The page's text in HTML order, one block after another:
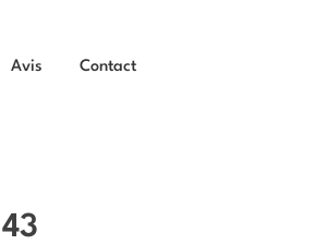
Avis Contact